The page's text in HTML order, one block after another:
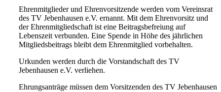
Ehrenmitglieder und Ehrenvorsitzende werden vom Vereinsrat
des TV Jebenhausen e.V. ernannt. Mit dem Ehrenvorsitz und
der Ehrenmitgliedschaft ist eine Beitragsbefreiung auf
Lebenszeit verbunden. Eine Spende in Höhe des jährlichen
Mitgliedsbeitrags bleibt dem Ehrenmitglied vorbehalten.
Urkunden werden durch die Vorstandschaft des TV
Jebenhausen e.V. verliehen.
Ehrungsanträge müssen dem Vorsitzenden des TV Jebenhausen